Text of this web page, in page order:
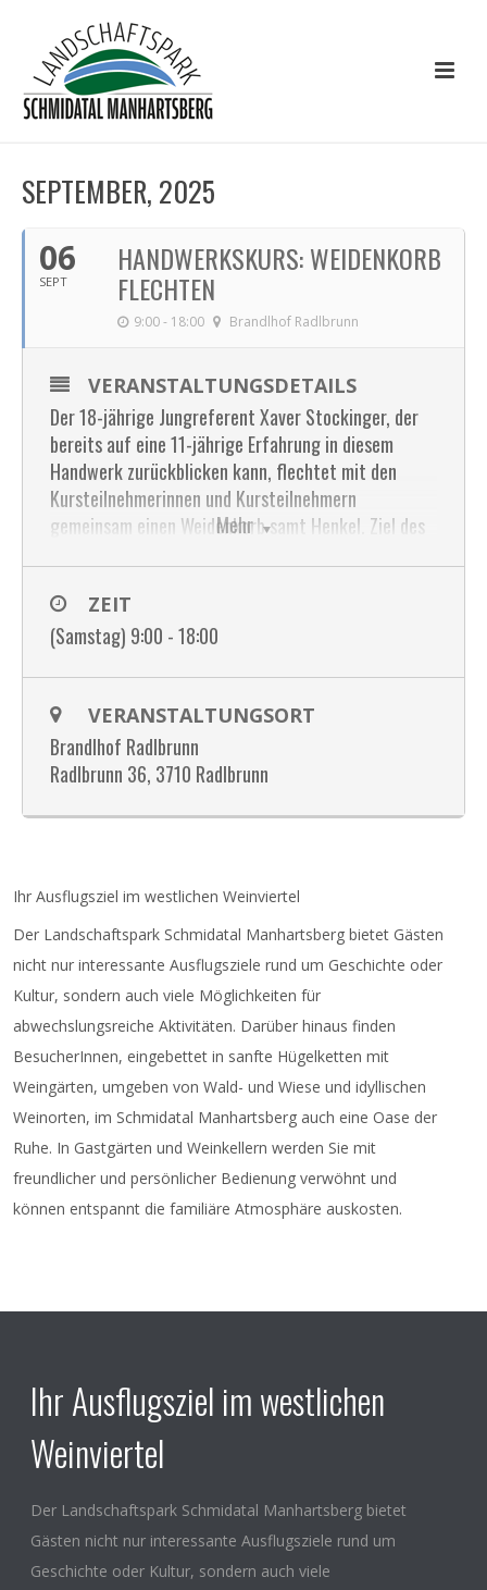
SEPTEMBER, 2025
06
SEPT
HANDWERKSKURS: WEIDENKORB
FLECHTEN
9:00 - 18:00 Brandlhof Radlbrunn
Mehr
VERANSTALTUNGSDETAILS
Der 18-jährige Jungreferent Xaver Stockinger, der
bereits auf eine 11-jährige Erfahrung in diesem
Handwerk zurückblicken kann, flechtet mit den
Kursteilnehmerinnen und Kursteilnehmern
gemeinsam einen Weidenkorb samt Henkel. Ziel des
nehmen zu können. Dieser wird einen Durchmesser
von ca. 27-33 cm haben. Die Böden für die Körbe
eines Tages schaffen.
Kursbeitrag EUR 70,00 / Materialgebühr EUR
30,00
Mitbringen Gartenschere, Messer,
ZEIT
(Samstag) 9:00 - 18:00
VERANSTALTUNGSORT
Brandlhof Radlbrunn
Radlbrunn 36, 3710 Radlbrunn
Ihr Ausflugsziel im westlichen Weinviertel
Der Landschaftspark Schmidatal Manhartsberg bietet Gästen
nicht nur interessante Ausflugsziele rund um Geschichte oder
Kultur, sondern auch viele Möglichkeiten für
abwechslungsreiche Aktivitäten. Darüber hinaus finden
BesucherInnen, eingebettet in sanfte Hügelketten mit
Weingärten, umgeben von Wald- und Wiese und idyllischen
Weinorten, im Schmidatal Manhartsberg auch eine Oase der
Ruhe. In Gastgärten und Weinkellern werden Sie mit
freundlicher und persönlicher Bedienung verwöhnt und
können entspannt die familiäre Atmosphäre auskosten.
Ihr Ausflugsziel im westlichen
Weinviertel
Der Landschaftspark Schmidatal Manhartsberg bietet
Gästen nicht nur interessante Ausflugsziele rund um
Geschichte oder Kultur, sondern auch viele